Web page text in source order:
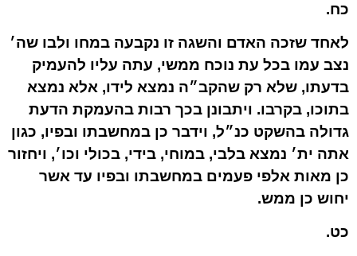
כח.
לאחד שזכה האדם והשגה זו נקבעה במחו ולבו שה׳
נצב עמו בכל עת נוכח ממשי, עתה עליו להעמיק
בדעתו, שלא רק שהקב״ה נמצא לידו, אלא נמצא
בתוכו, בקרבו. ויתבונן בכך רבות בהעמקת הדעת
גדולה בהשקט כנ״ל, וידבר כן במחשבתו ובפיו, כגון
אתה ית׳ נמצא בלבי, במוחי, בידי, בכולי וכו׳, ויחזור
כן מאות אלפי פעמים במחשבתו ובפיו עד אשר
יחוש כן ממש.
כט.